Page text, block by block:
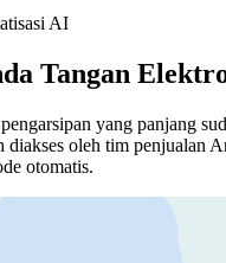
AI
Tangan
yang panjang
diakses oleh tim
otomatis.